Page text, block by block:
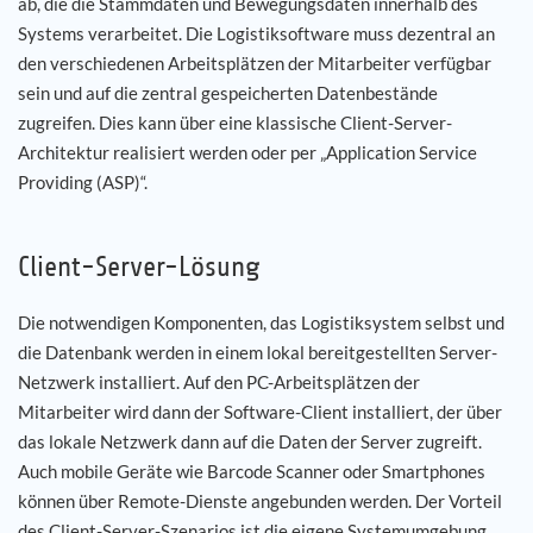
Systems verarbeitet. Die Logistiksoftware muss dezentral an
den verschiedenen Arbeitsplätzen der Mitarbeiter verfügbar
sein und auf die zentral gespeicherten Datenbestände
zugreifen. Dies kann über eine klassische Client-Server-
Architektur realisiert werden oder per „Application Service
Providing (ASP)“.
Client-Server-Lösung
Die notwendigen Komponenten, das Logistiksystem selbst und
die Datenbank werden in einem lokal bereitgestellten Server-
Netzwerk installiert. Auf den PC-Arbeitsplätzen der
Mitarbeiter wird dann der Software-Client installiert, der über
das lokale Netzwerk dann auf die Daten der Server zugreift.
Auch mobile Geräte wie Barcode Scanner oder Smartphones
können über Remote-Dienste angebunden werden. Der Vorteil